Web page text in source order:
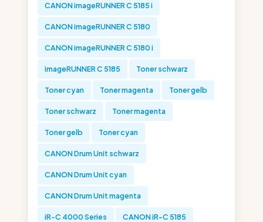
CANON imageRUNNER C 5185 i
CANON imageRUNNER C 5180
CANON imageRUNNER C 5180 i
imageRUNNER C 5185 Toner schwarz
Toner cyan Toner magenta Toner gelb
Toner schwarz Toner magenta
Toner gelb Toner cyan
CANON Drum Unit schwarz
CANON Drum Unit cyan
CANON Drum Unit magenta
iR-C 4000 Series CANON iR-C 5185